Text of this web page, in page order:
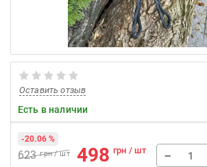
Оставить отзыв
Есть в наличии
623 грн / шт 498 грн / шт
-20.06 %
−